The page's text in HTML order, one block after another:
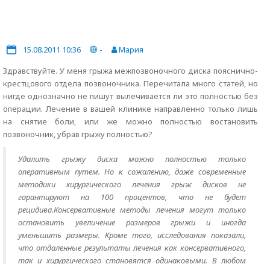
15.08.2011 10:36 -
Мария
Здравствуйте. У меня грыжа межпозвоночного диска пояснично-
крестцового отдела позвоночника. Перечитала много статей, но
нигде однозначно не пишут вылечивается ли это полностью без
операции. Лечение в вашей клинике направленно только лишь
на снятие боли, или же можно полностью востановить
позвоночник, убрав грыжу полностью?
Удалить грыжу диска можно полностью только
оперативным путем. Но к сожалению, даже современные
методики хирургического лечения грыж дисков не
гарантируют на 100 процентов, что не будет
рецидива.Консервативные методы лечения могут только
остановить увеличение размеров грыжи и иногда
уменьшить размеры. Кроме того, исследования показали,
что отдаленные результаты лечения как консервативного,
так и хирургического становятся одинаковыми. В любом